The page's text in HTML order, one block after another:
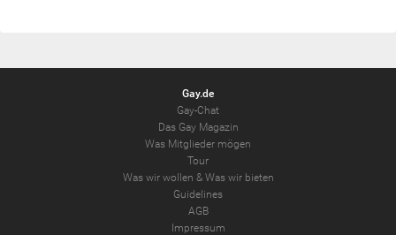
Gay.de
Gay-Chat
Das Gay Magazin
Was Mitglieder mögen
Tour
Was wir wollen & Was wir bieten
Guidelines
AGB
Impressum